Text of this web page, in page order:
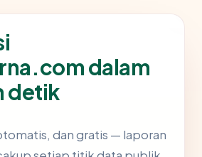
dalam
detik
dan gratis — laporan